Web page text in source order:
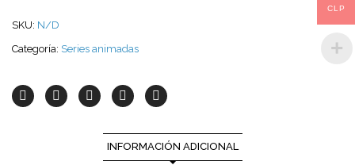
SKU: N/D
Categoría: Series animadas
INFORMACIÓN ADICIONAL
CLP